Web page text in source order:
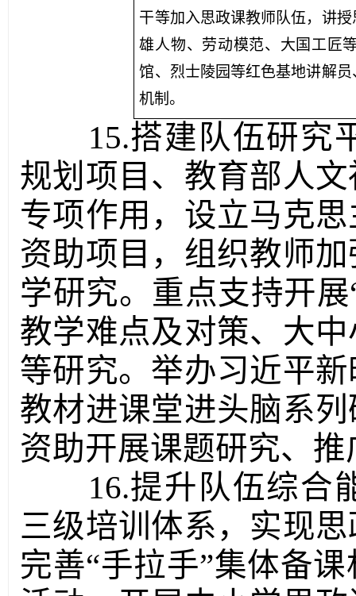
干等加入思政课教师队伍，讲
雄人物、劳动模范、大国工匠
馆、烈士陵园等红色基地讲解
机制。
15.搭建队伍研究
规划项目、教育部人
专项作用，设立马克
资助项目，组织教师
学研究。重点支持开
教学难点及对策、大
等研究。举办习近平
教材进课堂进头脑系
资助开展课题研究、
16.提升队伍综合
三级培训体系，实现
完善“手拉手”集体备